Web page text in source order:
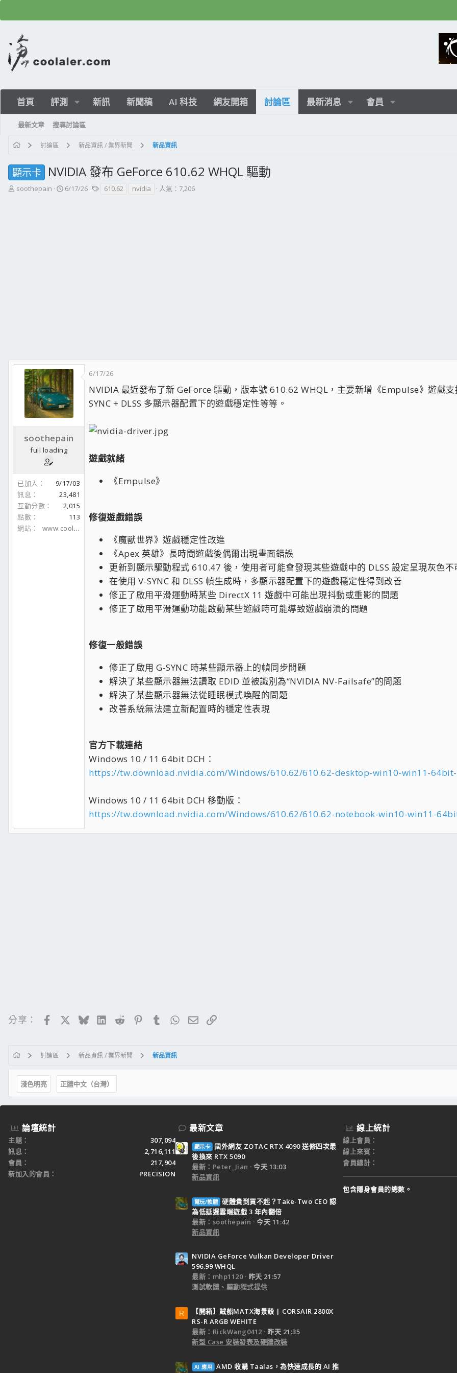
首頁 評測 新訊 新聞稿 AI 科技 網友開箱 討論區 最新消息 會員
最新文章 搜尋討論區
討論區 新品資訊 / 業界新聞 新品資訊
顯示卡 NVIDIA 發布 GeForce 610.62 WHQL 驅動
主
soothepain
開
6/17/26
標610.62 nvidia 人氣：7,206
soothepain
full loading
已加入
9/17/03
訊息
23,481
互動分數
2,015
點數
113
網站
www.coolaler.com
6/17/26
NVIDIA 最近發布了新 GeForce 驅動，版本號 610.62 WHQL，主要新增《Empulse》遊戲
SYNC + DLSS 多顯示器配置下的遊戲穩定性等等。
遊戲就緒
《Empulse》
修復遊戲錯誤
《魔獸世界》遊戲穩定性改進
《Apex 英雄》長時間遊戲後偶爾出現畫面錯誤
更新到顯示驅動程式 610.47 後，使用者可能會發現某些遊戲中的 DLSS 設定呈現灰色不
在使用 V-SYNC 和 DLSS 幀生成時，多顯示器配置下的遊戲穩定性得到改善
修正了啟用平滑運動時某些 DirectX 11 遊戲中可能出現抖動或重影的問題
修正了啟用平滑運動功能啟動某些遊戲時可能導致遊戲崩潰的問題
修復一般錯誤
修正了啟用 G-SYNC 時某些顯示器上的幀同步問題
解決了某些顯示器無法讀取 EDID 並被識別為“NVIDIA NV-Failsafe”的問題
解決了某些顯示器無法從睡眠模式喚醒的問題
改善系統無法建立新配置時的穩定性表現
官方下載連結
Windows 10 / 11 64bit DCH：
https://tw.download.nvidia.com/Windows/610.62/610.62-desktop-win10-win11-
Windows 10 / 11 64bit DCH 移動版：
https://tw.download.nvidia.com/Windows/610.62/610.62-notebook-win10-win11-
分享： FacebookBlueskyLinkedIn
RedditPinterestTumblrWhatsApp
電子郵件
連結
討論區 新品資訊 / 業界新聞 新品資訊
淺色明亮 正體中文（台灣）
論壇統計
主題
307,094
訊息
2,716,111
會員
217,904
新加入的會員
PRECISION
最新文章
顯示卡
國外網友 ZOTAC RTX 4090 送修四次最
後換來 RTX 5090
最新：Peter_Jian
今天 13:03
新品資訊
電玩/軟體 硬體貴到買不起？Take-Two CEO 認
為低延遲雲端遊戲 3 年內翻倍
最新：soothepain
今天 11:42
新品資訊
NVIDIA GeForce Vulkan Developer Driver
596.99 WHQL
最新：mhp1120
昨天 21:57
測試軟體、驅動程式提供
R
【開箱】賊船MATX海景殼 | CORSAIR 2800X
RS-R ARGB WEHITE
最新：RickWang0412
昨天 21:35
新型 Case 安裝發表及硬體改裝
AI 應用 AMD 收購 Taalas，為快速成長的 AI 推
線上統計
線上會員
線上來賓
會員總計
包含隱身會員的總數。